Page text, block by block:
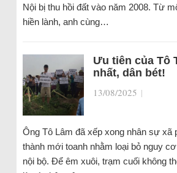
Nội bị thu hồi đất vào năm 2008. Từ
hiền lành, anh cùng…
Ưu tiên của Tô
nhất, dân bét!
13/08/2025 |
Ông Tô Lâm đã xếp xong nhân sự xã
thành mới toanh nhằm loại bỏ nguy
nội bộ. Để êm xuôi, trạm cuối không